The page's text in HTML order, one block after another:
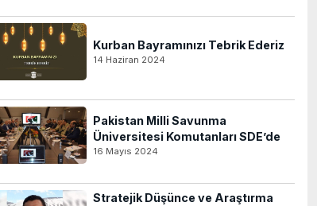
Kurban Bayramınızı Tebrik Ederiz
14 Haziran 2024
Pakistan Milli Savunma
Üniversitesi Komutanları SDE’de
16 Mayıs 2024
Stratejik Düşünce ve Araştırma